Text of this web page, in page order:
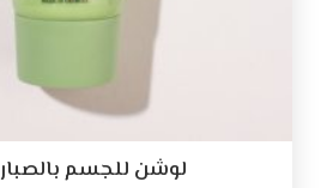
لوشن للجسم بالصبار 55 مل